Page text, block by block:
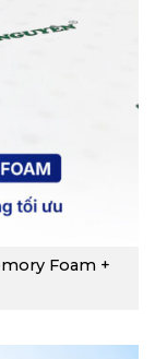
Foam +